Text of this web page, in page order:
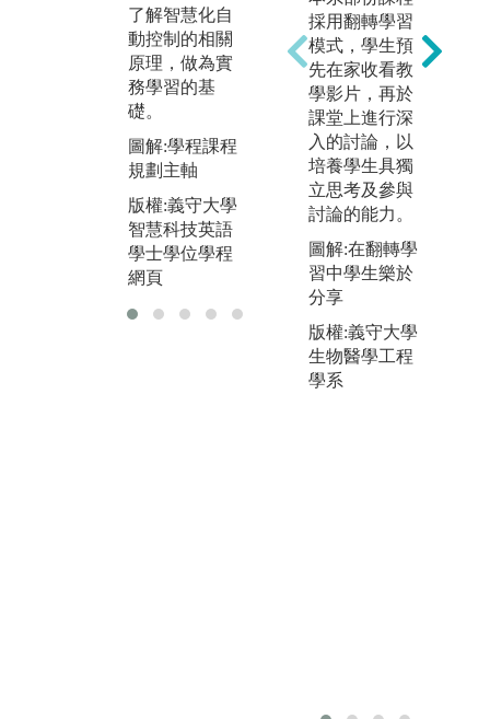
了解智慧化自
動控制的相關
原理，做為實
務學習的基
礎。
圖解:學程課程
規劃主軸
版權:義守大學
智慧科技英語
學士學位學程
網頁
AI技術之實驗
操作與結果分
析，驗證課程
所學原理。
圖解:學生實驗
操作圖片
版權:義守大學
智慧科技英語
學士學位學程
網頁
採用翻轉學習
模式，學生預
先在家收看教
學影片，再於
課堂上進行深
入的討論，以
培養學生具獨
立思考及參與
討論的能力。
圖解:在翻轉學
習中學生樂於
分享
版權:義守大學
生物醫學工程
學系